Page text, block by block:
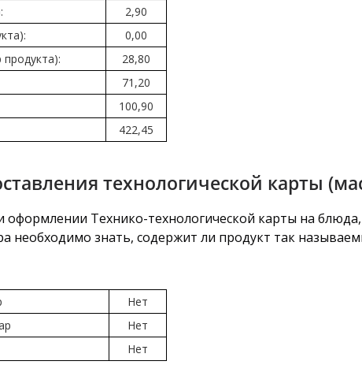
2,90
0,00
28,80
71,20
100,90
422,45
технологической карты
Технико-технологической карты на
необходимо знать, содержит ли продукт так
Нет
Нет
Нет